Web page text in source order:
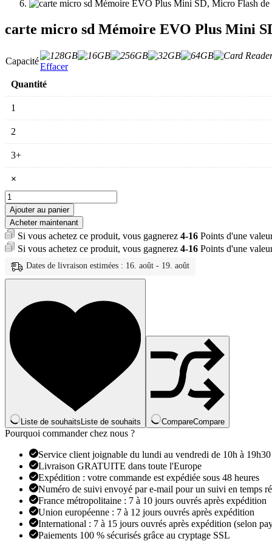
carte micro sd Mémoire EVO Plus Mini
Capacité
Effacer
Quantité
1
2
3+
×
quantité
de
carte
micro
sd
Mémoire
EVO
Plus
Mini
Micro
Flash
de
Ajouter au panier
Acheter maintenant
Si vous achetez ce produit, vous gagnerez 4-16 Points d'une
Si vous achetez ce produit, vous gagnerez 4-16 Points d'une
Dates de livraison estimées : 16. août - 19. août
Liste de souhaitsListe de souhaits CompareCompare
Pourquoi commander chez nous ?
Service client joignable du lundi au vendredi de 10h à 19h30
Livraison GRATUITE dans toute l'Europe
Expédition : votre commande est expédiée sous 48 heures
Numéro de suivi envoyé par e-mail pour un suivi en temps
France métropolitaine : 7 à 10 jours ouvrés après expédition
Union européenne : 7 à 12 jours ouvrés après expédition
International : 7 à 15 jours ouvrés après expédition (selon
Paiements 100 % sécurisés grâce au cryptage SSL